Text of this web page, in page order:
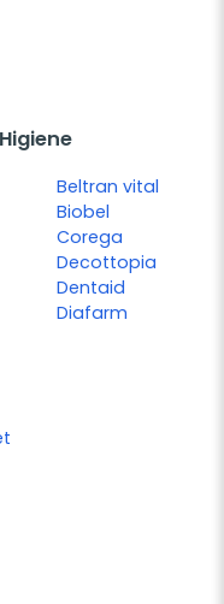
Beltran vital
Biobel
Corega
Decottopia
Dentaid
Diafarm